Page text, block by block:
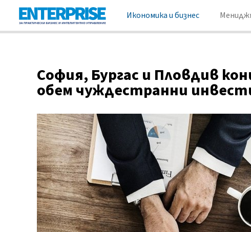
Икономика и бизнес
София, Бургас и Пловдив
обем чуждестранни